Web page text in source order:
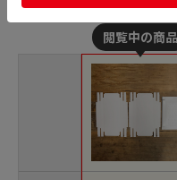
貼箱の人気商品との比較